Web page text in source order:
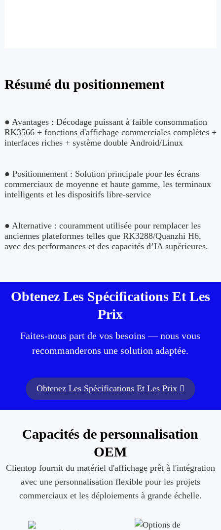
Résumé du positionnement
● Avantages : Décodage puissant à faible consommation
RK3566 + fonctions d'affichage commerciales complètes +
interfaces riches + système double Android/Linux
● Positionnement : Solution principale pour les écrans
commerciaux de moyenne et haute gamme, les terminaux
intelligents et les dispositifs libre-service
● Alternative : couramment utilisée pour remplacer les
anciennes plateformes telles que RK3288/Quanzhi H6,
avec des performances et des capacités d’IA supérieures.
Obtenez Les Spécifications Et Les
Prix
Faites-nous part de vos besoins — nous vous
recommanderons une solution adaptée.
Obtenez Les Spécifications Et Les Prix
Capacités de personnalisation
OEM
Clientop fournit du matériel d'affichage prêt à l'intégration
avec une personnalisation flexible pour les projets
commerciaux et les déploiements à grande échelle.